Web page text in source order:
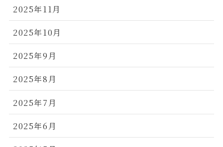
2025年11月
2025年10月
2025年9月
2025年8月
2025年7月
2025年6月